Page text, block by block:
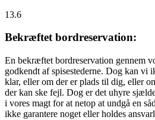
13.6
Bekræftet bordreservation:
En bekræftet bordreservation gennem
godkendt af spisestederne. Dog kan vi
klar, eller om der er plads til dig, eller
der kan ske fejl. Dog er det uhyre
i vores magt for at netop at undgå en
ikke garantere noget eller holdes